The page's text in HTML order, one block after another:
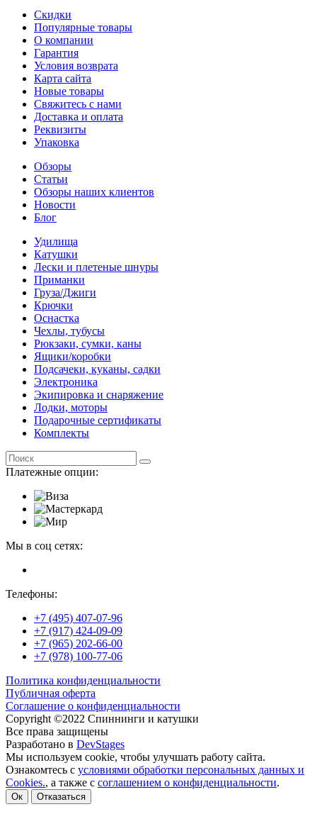
Скидки
Популярные товары
О компании
Гарантия
Условия возврата
Карта сайта
Новые товары
Свяжитесь с нами
Доставка и оплата
Реквизиты
Упаковка
Обзоры
Статьи
Обзоры наших клиентов
Новости
Блог
Удилища
Катушки
Лески и плетеные шнуры
Приманки
Груза/Джиги
Крючки
Оснастка
Чехлы, тубусы
Рюкзаки, сумки, каны
Ящики/коробки
Подсачеки, куканы, садки
Электроника
Экипировка и снаряжение
Лодки, моторы
Подарочные сертификаты
Комплекты
Платежные опции:
Мы в соц сетях:
Телефоны:
+7 (495) 407-07-96
+7 (917) 424-09-09
+7 (965) 202-66-00
+7 (978) 100-77-06
Политика конфиденциальности
Публичная оферта
Соглашение о конфиденциальности
Copyright ©2022 Спиннинги и катушки
Все права защищены
Разработано в DevStages
Мы используем cookie, чтобы улучшать работу сайта.
Ознакомтесь с условиями обработки персональных данных и
Cookies., а также с соглашением о конфиденциальности.
Ок Отказаться